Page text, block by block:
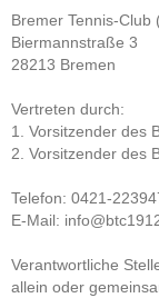
Bremer Tennis-Club
Biermannstraße 3
28213 Bremen
Vertreten durch:
1. Vorsitzender des
2. Vorsitzender des
Telefon: 0421-
E-Mail:
Verantwortliche
allein oder